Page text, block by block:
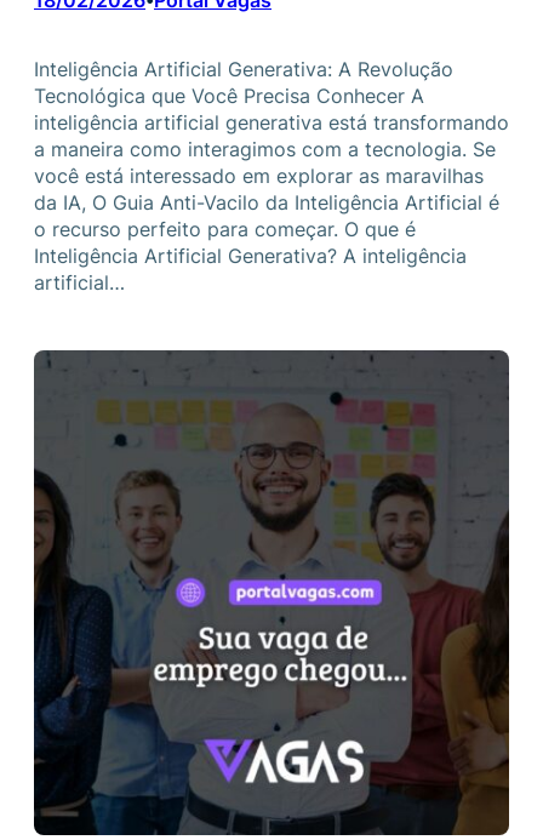
Inteligência Artificial Generativa: A Revolução
Tecnológica que Você Precisa Conhecer A
inteligência artificial generativa está transformando
a maneira como interagimos com a tecnologia. Se
você está interessado em explorar as maravilhas
da IA, O Guia Anti-Vacilo da Inteligência Artificial é
o recurso perfeito para começar. O que é
Inteligência Artificial Generativa? A inteligência
artificial…